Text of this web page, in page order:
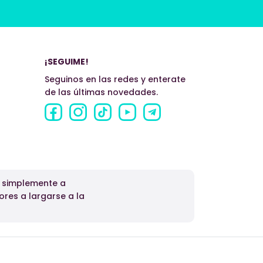
¡SEGUIME!
Seguinos en las redes y enterate
de las últimas novedades.
a
a largarse a la